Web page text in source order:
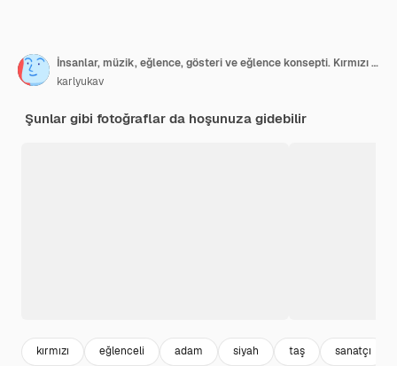
İnsanlar, müzik, eğlence, gösteri ve eğlence konsepti. Kırmızı yuvarlak şapka ve moda gölgelikler giyen mikrofonda şarkı söyleyen duygusal yakışıklı şık kızıl saçlı pop sanatçısı
karlyukav
Şunlar gibi fotoğraflar da hoşunuza gidebilir
kırmızı eğlenceli adam siyah taş sanatçı